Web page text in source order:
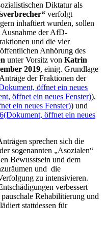
Diktatur als
verfolgt
inhaftiert wurden, sollen
der AfD-
und die vier
Anhörung des
unter Vorsitz von Katrin
2019, einig. Grundlage
der Fraktionen der
öffnet ein neues
öffnet ein neues Fenster)),
ein neues Fenster)) und
(Dokument, öffnet ein neues
sprechen sich die
sogenannten „Asozialen“
Bewusstsein und dem
und die
zu intensivieren.
verbessert
Rehabilitierung und
stattdessen für